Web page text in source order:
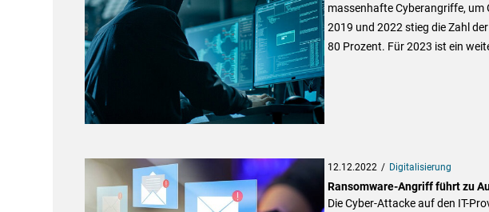
massenhafte Cyberangriffe, um
2019 und 2022 stieg die Zahl
80 Prozent. Für 2023 ist ein
12.12.2022 Digitalisierung
Ransomware-Angriff führt zu
Die Cyber-Attacke auf den IT-